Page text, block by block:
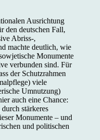
Ausrichtung
den deutschen Fall,
Abriss-,
machte deutlich, wie
Monumente
verbunden sind. Für
der Schutz­rahmen
viele
Umnutzung)
auch eine Chance:
durch stärkeres
Monumente – und
und politischen